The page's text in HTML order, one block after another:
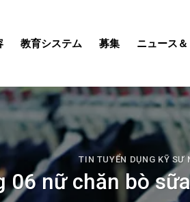
教育システム 募集 ニュース
TIN TUYỂN DỤNG KỸ SƯ
06 nữ chăn bò